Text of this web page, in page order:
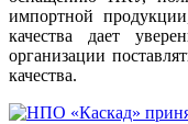
импортной
качества дает
организации
качества.